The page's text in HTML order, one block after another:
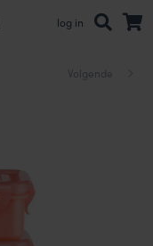
log in
Volgende